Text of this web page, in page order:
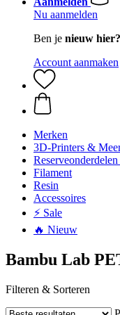
Nu aanmelden
Ben je nieuw hier?
Account aanmaken
Merken
3D-Printers &
Filament
Resin
Accessoires
⚡ Sale
🔥 Nieuw
Bambu Lab
Filteren & Sorteren